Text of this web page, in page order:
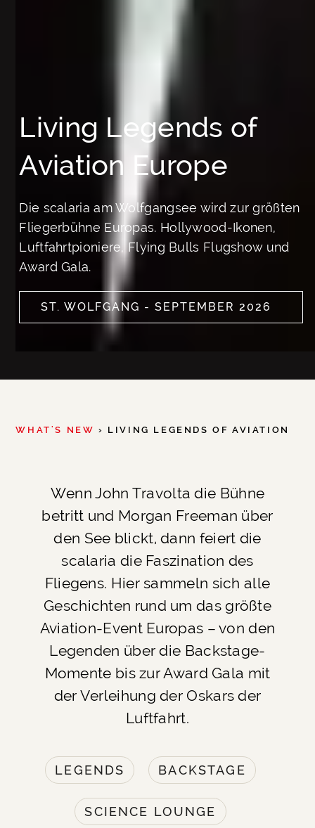
Living Legends of
Aviation Europe
Die scalaria am Wolfgangsee wird zur größten
Fliegerbühne Europas. Hollywood-Ikonen,
Luftfahrtpioniere, Flying Bulls Flugshow und
Award Gala.
ST. WOLFGANG - SEPTEMBER 2026
SEE MORE
WHAT'S NEW › LIVING LEGENDS OF AVIATION
Wenn John Travolta die Bühne
betritt und Morgan Freeman über
den See blickt, dann feiert die
scalaria die Faszination des
Fliegens. Hier sammeln sich alle
Geschichten rund um das größte
Aviation-Event Europas – von den
Legenden über die Backstage-
Momente bis zur Award Gala mit
der Verleihung der Oskars der
Luftfahrt.
LEGENDS BACKSTAGE
SCIENCE LOUNGE